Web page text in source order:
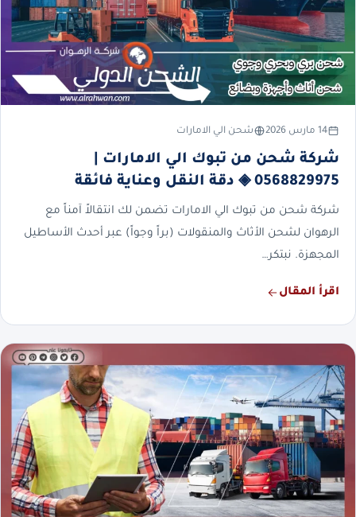
14 مارس 2026 شحن الي الامارات
شركة شحن من تبوك الي الامارات |
0568829975 ◈ دقة النقل وعناية فائقة
شركة شحن من تبوك الي الامارات تضمن لك انتقالاً آمناً مع
الرهوان لشحن الأثاث والمنقولات (براً وجواً) عبر أحدث الأساطيل
المجهزة. نبتكر…
اقرأ المقال